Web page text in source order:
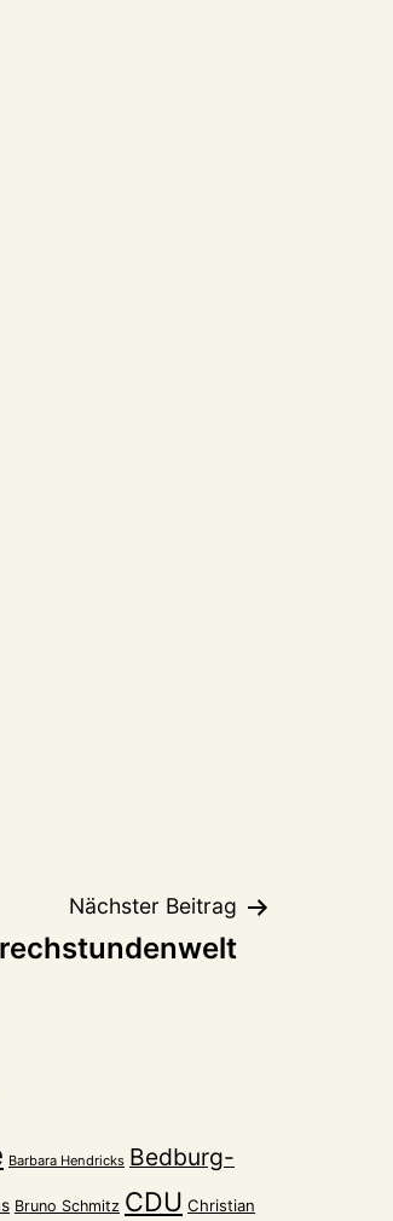
Nächster Beitrag
Barbara Hendricks Bedburg-
Bruno Schmitz CDU Christian